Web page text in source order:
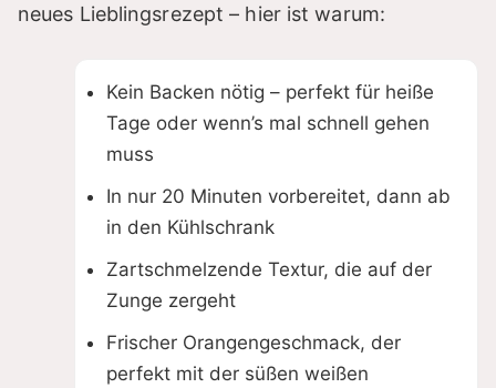
neues Lieblingsrezept – hier ist warum:
Kein Backen nötig – perfekt für heiße
Tage oder wenn’s mal schnell gehen
muss
In nur 20 Minuten vorbereitet, dann ab
in den Kühlschrank
Zartschmelzende Textur, die auf der
Zunge zergeht
Frischer Orangengeschmack, der
perfekt mit der süßen weißen